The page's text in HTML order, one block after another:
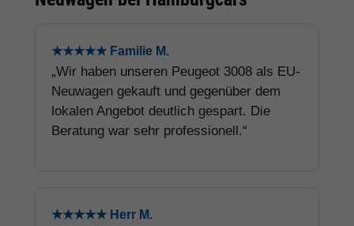
★★★★★ Familie M.
„Wir haben unseren Peugeot 3008 als EU-
Neuwagen gekauft und gegenüber dem
lokalen Angebot deutlich gespart. Die
Beratung war sehr professionell.“
★★★★★ Herr M.